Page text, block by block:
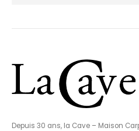
Depuis 30 ans, la Cave – Maison